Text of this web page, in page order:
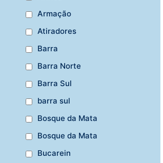
Armação
Atiradores
Barra
Barra Norte
Barra Sul
barra sul
Bosque da Mata
Bosque da Mata
Bucarein